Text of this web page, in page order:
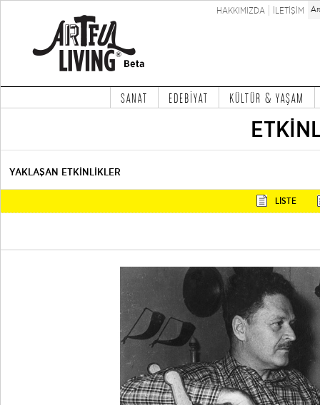
HAKKIMIZDA İLETİŞİM
SANAT EDEBİYAT KÜLTÜR & YAŞAM
YAKLAŞAN ETKİNLİKLER
LİSTE